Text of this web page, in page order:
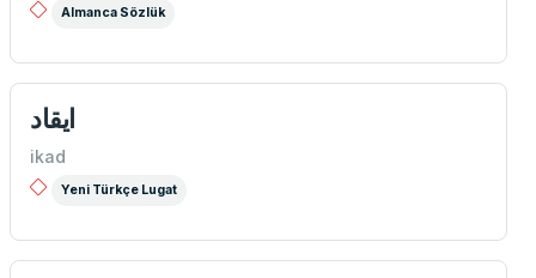
Almanca Sözlük
ايقاد
ikad
Yeni Türkçe Lugat